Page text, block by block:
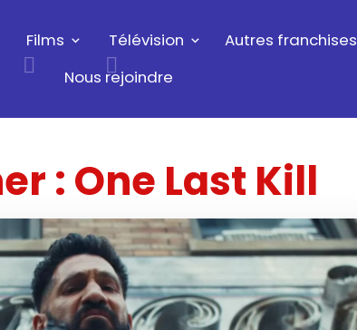
Films Télévision Autres franchises
Nous rejoindre
: One Last Kill